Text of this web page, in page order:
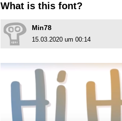
What is this font?
Min78
15.03.2020 um 00:14